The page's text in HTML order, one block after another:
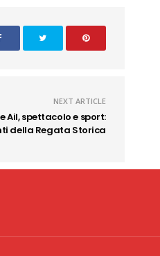
NEXT ARTICLE
Ail, spettacolo e sport:
della Regata Storica